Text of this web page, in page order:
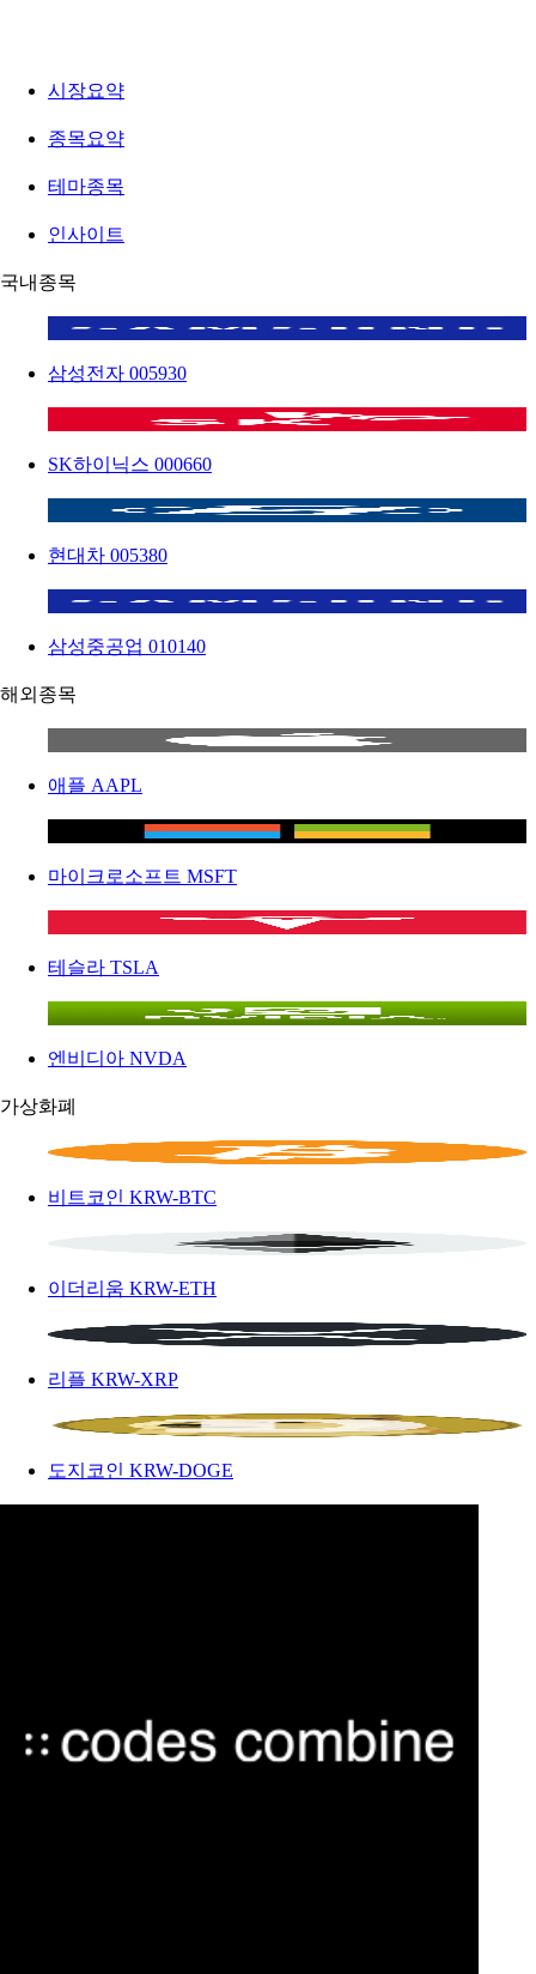
시장요약
종목요약
테마종목
인사이트
국내종목
삼성전자 005930
SK하이닉스 000660
현대차 005380
삼성중공업 010140
해외종목
애플 AAPL
마이크로소프트 MSFT
테슬라 TSLA
엔비디아 NVDA
가상화폐
비트코인 KRW-BTC
이더리움 KRW-ETH
리플 KRW-XRP
도지코인 KRW-DOGE